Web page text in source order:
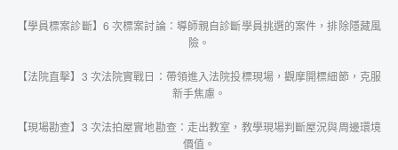
【學員標案診斷】6 次標案討論：導師親自診斷學員挑選的案件，排除隱藏風
險。
【法院直擊】3 次法院實戰日：帶領進入法院投標現場，觀摩開標細節，克服
新手焦慮。
【現場勘查】3 次法拍屋實地勘查：走出教室，教學現場判斷屋況與周邊環境
價值。